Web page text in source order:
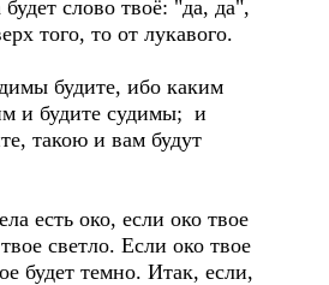
слово твоё: "да, да",
того, то от лукавого.
будите, ибо каким
и будите судимы; и
такою и вам будут
есть око, если око твое
светло. Если око твое
будет темно. Итак, если,